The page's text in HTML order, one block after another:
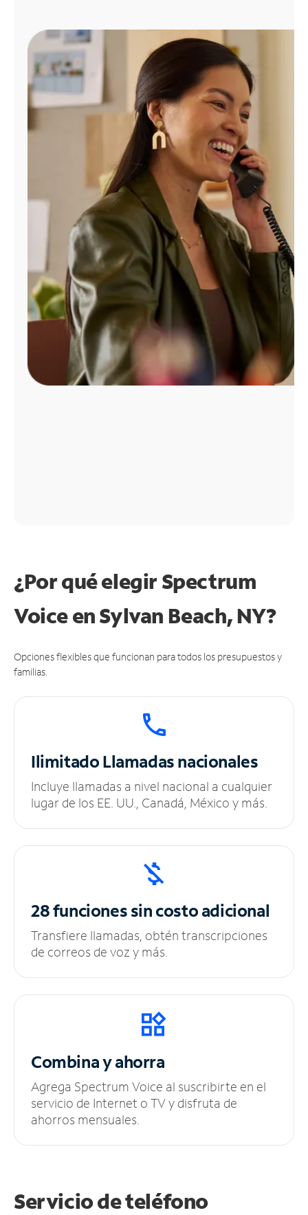
Administrar
cuenta
Encuentra
tienda
¿Por qué elegir Spectrum
Voice en Sylvan Beach, NY?
Opciones flexibles que funcionan para todos los presupuestos y
familias.
IlimitadoLlamadas nacionales
Incluye llamadas a nivel nacional a cualquier
lugar de los EE. UU., Canadá, México y más.
28 funciones sincosto adicional
Transfiere llamadas, obtén transcripciones
de correos de voz y más.
Combina y ahorra
Agrega Spectrum Voice al suscribirte en el
servicio de Internet o TV y disfruta de
ahorros mensuales.
Servicio de teléfono